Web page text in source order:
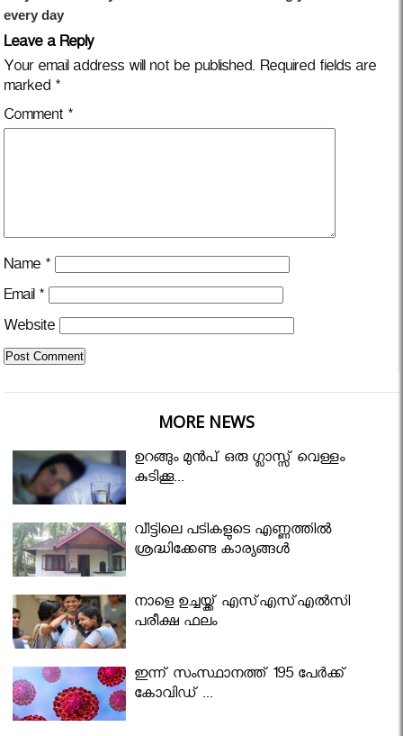
Leave a Reply
Your email address will not be published. Required fields are
marked *
Comment *
Name *
Email *
Website
MORE NEWS
ഉറങ്ങും മുന്‍പ് ഒരു ഗ്ലാസ്സ് വെള്ളം
കുടിക്കൂ...
വീട്ടിലെ പടികളുടെ എണ്ണത്തിൽ
ശ്രദ്ധിക്കേണ്ട കാര്യങ്ങൾ
നാളെ ഉച്ചയ്ക്ക് എസ്എസ്എല്‍സി
പരീക്ഷ ഫലം
ഇന്ന് സംസ്ഥാനത്ത് 195 പേര്‍ക്ക്
കോവിഡ് ...